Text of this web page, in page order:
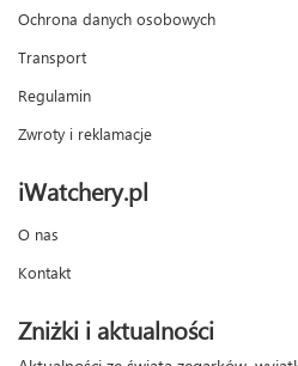
Ochrona danych osobowych
Transport
Regulamin
Zwroty i reklamacje
iWatchery.pl
O nas
Kontakt
Zniżki i aktualności